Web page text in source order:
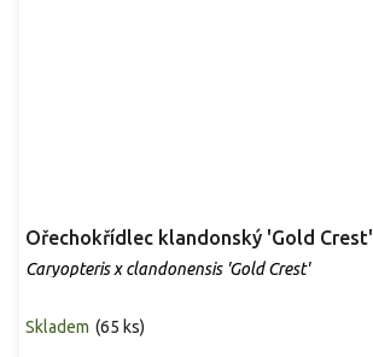
Ořechokřídlec klandonský 'Gold Crest'
Caryopteris x clandonensis 'Gold Crest'
Skladem (65 ks)